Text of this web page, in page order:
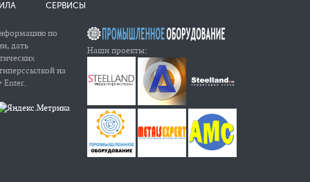
СЕРВИСЫ
Наши проекты:
по
дать
на
Enter.